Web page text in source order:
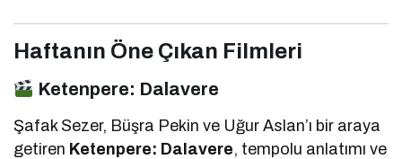
Haftanın Öne Çıkan Filmleri
Ketenpere: Dalavere
Şafak Sezer, Büşra Pekin ve Uğur Aslan’ı bir araya
getiren Ketenpere: Dalavere, tempolu anlatımı ve